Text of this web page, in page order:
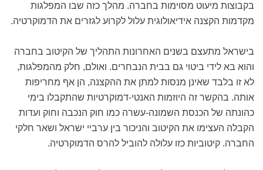
בקבוצות מיעוט מסוימות בחברה. מהלך כזה שבו המפלגות
מקדמות הקצנה אידיאולוגית עלול לקרוע לגזרים את הדמוקרטיה.
בישראל מתעצם בשנים האחרונות התהליך של הקיטוב בחברה
והוא בא לידי ביטוי גם בבית הנבחרים. ואולם, חלק מהמפלגות,
לא זו בלבד שאינן מנסות למתן את ההקצנה, הן אף מחריפות
אותה. בהקשר זה היוזמות האנטי-דמוקרטיות שהתקבלו בימי
כהונתה של הכנסת השמונה-עשרה כמו חוק הנכבה וחוק ועדות
הקבלה העצימו את הקיטוב והניכור בין ערביי ישראל ושאר חלקי
החברה. קיטוביות כזו עלולה להוביל להרס הדמוקרטיה.